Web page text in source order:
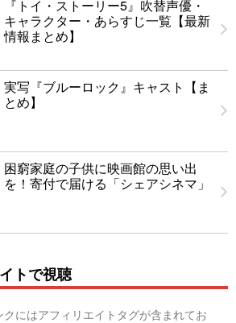
『トイ・ストーリー5』吹替声優・
キャラクター・あらすじ一覧【最新
情報まとめ】
実写『ブルーロック』キャスト【ま
とめ】
困窮家庭の子供に映画館の思い出
を！寄付で届ける「シェアシネマ」
トで視聴
にはアフィリエイトタグが含まれてお